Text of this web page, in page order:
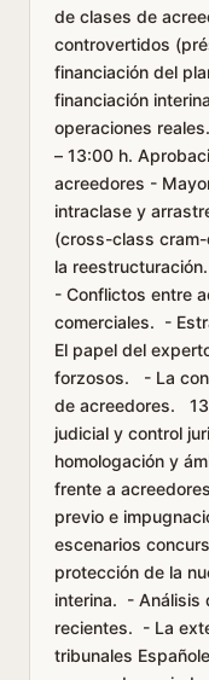
de clases de
controvertidos
financiación del
financiación
operaciones
– 13:00 h.
acreedores -
intraclase y
(cross-class
la
- Conflictos entre
comerciales. -
El papel del
forzosos. - La
de acreedores.
judicial y control
homologación y
frente a
previo e
escenarios
protección de la
interina. - Análisis
recientes. - La
tribunales